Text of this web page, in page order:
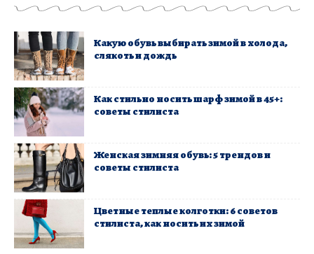
Какую обувь выбирать зимой в холода,
слякоть и дождь
Как стильно носить шарф зимой в 45+:
советы стилиста
Женская зимняя обувь: 5 трендов и
советы стилиста
Цветные теплые колготки: 6 советов
стилиста, как носить их зимой